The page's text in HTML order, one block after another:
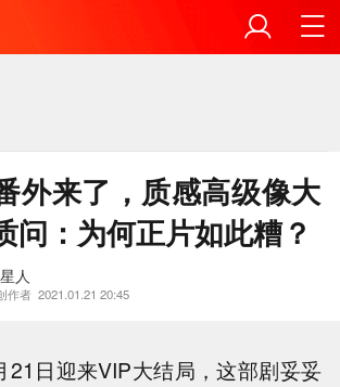
外来了，质感高级像大
问：为何正片如此糟？
人
作者 2021.01.21 20:45
21日迎来VIP大结局，这部剧妥妥